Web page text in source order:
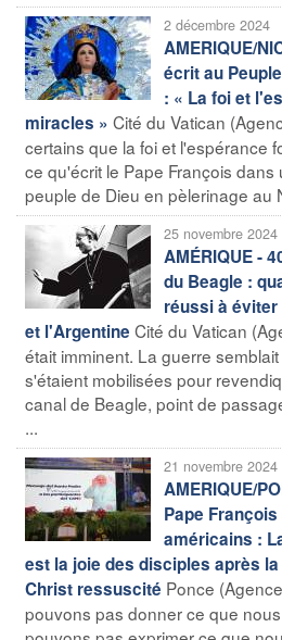
2 décembre 2024
AMERIQUE/
écrit au
: « La foi et
miracles » Cité du Vatican
certains que la foi et l'espérance
ce qu'écrit le Pape François
peuple de Dieu en pèlerinage au
25 novembre 2024
AMÉRIQUE -
du Beagle :
réussi à
et l'Argentine Cité du Vatican
était imminent. La guerre
s'étaient mobilisées pour
canal de Beagle, point de
...
21 novembre 2024
AMERIQUE/
Pape
américains :
est la joie des disciples après
Christ ressuscité Ponce
pouvons pas donner ce que